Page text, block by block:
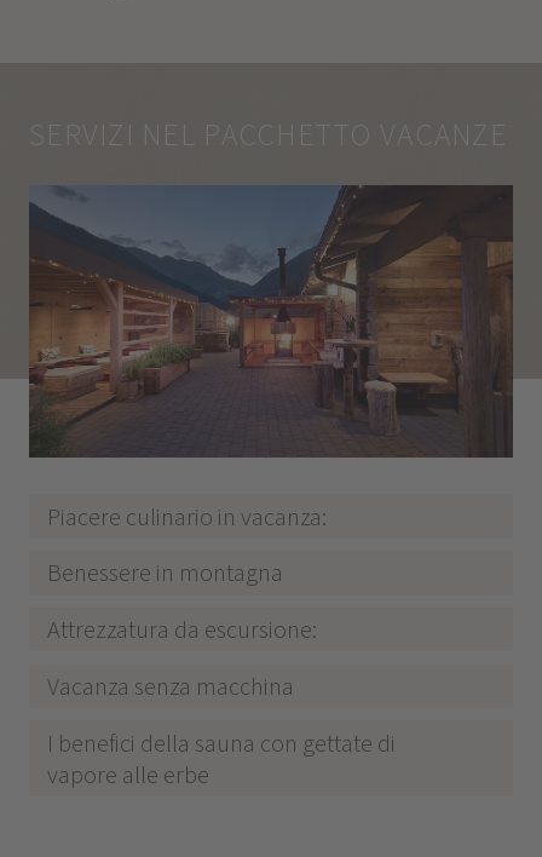
SERVIZI NEL PACCHETTO VACANZE
Piacere culinario in vacanza:
Benessere in montagna
Attrezzatura da escursione:
Vacanza senza macchina
I benefici della sauna con gettate di
vapore alle erbe